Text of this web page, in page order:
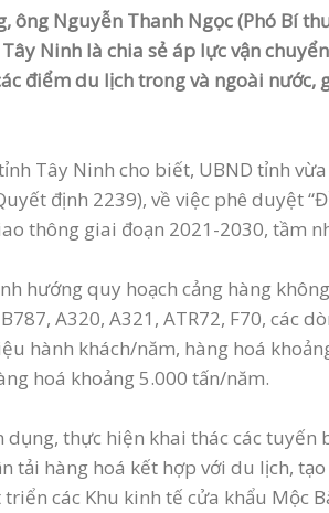
ông Nguyễn Thanh Ngọc (Phó Bí
Ninh là chia sẻ áp lực vận
điểm du lịch trong và ngoài nước,
Tây Ninh cho biết, UBND tỉnh
định 2239), về việc phê duyệt
thông giai đoạn 2021-2030, tầm
hướng quy hoạch cảng hàng
A320, A321, ATR72, F70, các
hành khách/năm, hàng hoá
hoá khoảng 5.000 tấn/năm.
dụng, thực hiện khai thác các
tải hàng hoá kết hợp với du lịch,
các Khu kinh tế cửa khẩu Mộc